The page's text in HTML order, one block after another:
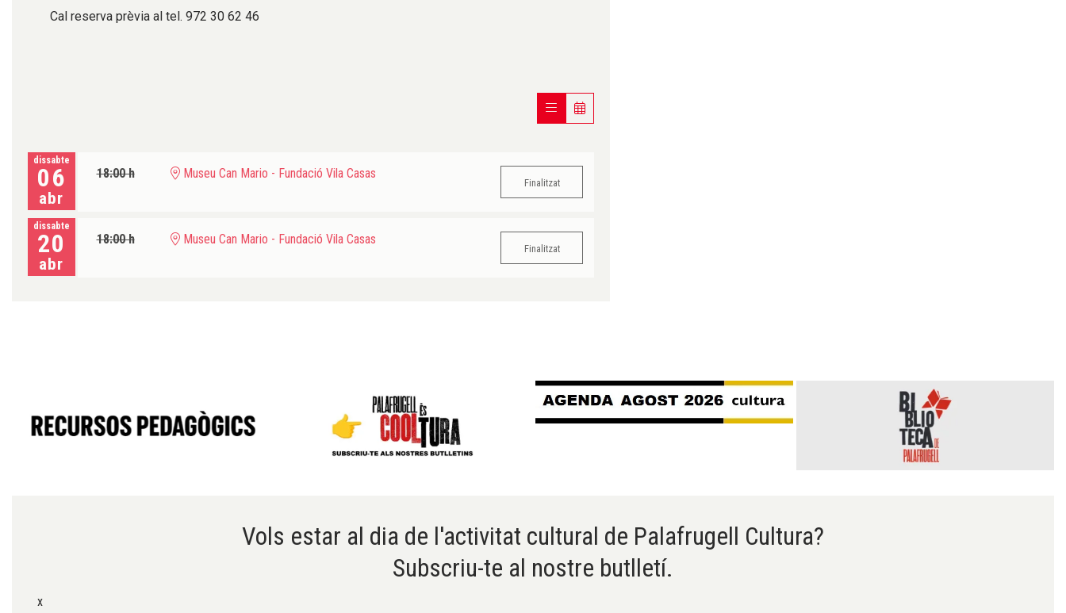
Cal reserva prèvia al tel. 972 30 62 46
dissabte
06
abr
18:00 h Museu Can Mario - Fundació Vila Casas
Finalitzat
dissabte
20
abr
18:00 h Museu Can Mario - Fundació Vila Casas
Finalitzat
Vols estar al dia de l'activitat cultural de Palafrugell Cultura?
Subscriu-te al nostre butlletí.
x